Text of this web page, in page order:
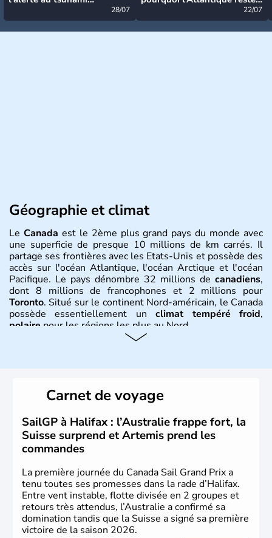
28/07 22/07
Géographie et climat
Le Canada est le 2ème plus grand pays du monde avec
une superficie de presque 10 millions de km carrés. Il
partage ses frontières avec les Etats-Unis et possède des
accès sur l'océan Atlantique, l'océan Arctique et l'océan
Pacifique. Le pays dénombre 32 millions de canadiens,
dont 8 millions de francophones et 2 millions pour
Toronto. Situé sur le continent Nord-américain, le Canada
possède essentiellement unclimat tempéré froid,
polaire pour les régions les plus au Nord.
territoire de la ville de Québec, le Canada passe ensuite
sous le contrôle des Britanniques. L'indépendance du
pays a été obtenue au cours d'un long processus qui s'est
étalé de 1867 à 1982. Le peuple autochtone des Inuits,
aujourd'hui appelé Eskimos, n'est découvert qu'au début
du XXème siècle lors d'une expédition dans le Grand
Nord.
Carnet de voyage
SailGP à Halifax : l’Australie frappe fort, la
Suisse surprend et Artemis prend les
commandes
La première journée du Canada Sail Grand Prix a
tenu toutes ses promesses dans la rade d’Halifax.
Entre vent instable, flotte divisée en 2 groupes et
retours très attendus, l’Australie a confirmé sa
domination tandis que la Suisse a signé sa première
victoire de la saison 2026.